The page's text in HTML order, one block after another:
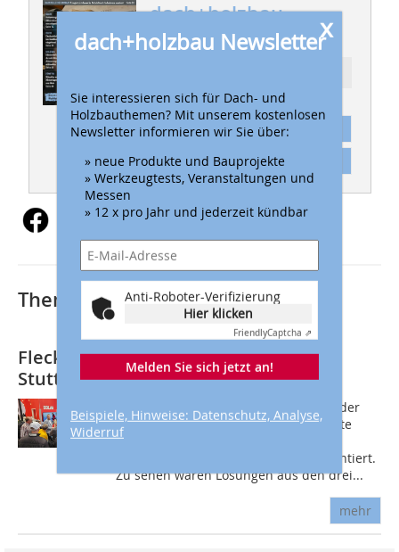
dach+holzbau
03/2023
Abonnement
Inhaltsverzeichnis
x
dach+holzbau Newsletter
Sie interessieren sich für Dach- und
Holzbauthemen? Mit unserem kostenlosen
Newsletter informieren wir Sie über:
» neue Produkte und Bauprojekte
» Werkzeugtests, Veranstaltungen und
Messen
» 12 x pro Jahr und jederzeit kündbar
Anti-Roboter-Verifizierung
Hier klicken
FriendlyCaptcha ⇗
Melden Sie sich jetzt an!
Beispiele, Hinweise: Datenschutz, Analyse,
Widerruf
Thematisch passende Artikel:
Fleck auf der Messe Dach+Holz in
Stuttgart
Auf dem Fleck-Messestand in Halle 4 der
Messe Dach+Holz wurden die Exponate
anhand realer Einbausituationen und
mithilfe von Live-Vorführungen präsentiert.
Zu sehen waren Lösungen aus den drei...
mehr